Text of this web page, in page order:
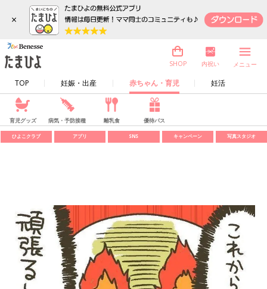
×
TOP 妊娠・出産 赤ちゃん・育児 妊活
SHOP 内祝い メニュー
育児グッズ 病気・予防接種 離乳食 優待パス
ひよこクラブ アプリ SNS キャンペーン 写真スタジオ